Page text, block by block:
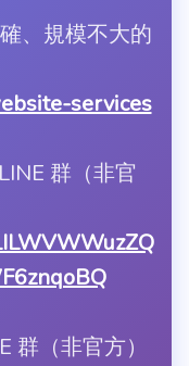
、規模不大的
services
群（非官
群（非官方）